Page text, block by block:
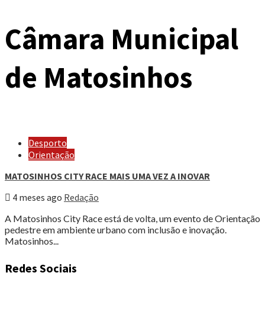
Câmara Municipal
de Matosinhos
Desporto
Orientação
MATOSINHOS CITY RACE MAIS UMA VEZ A INOVAR
4 meses ago Redação
A Matosinhos City Race está de volta, um evento de Orientação
pedestre em ambiente urbano com inclusão e inovação.
Matosinhos...
Redes Sociais